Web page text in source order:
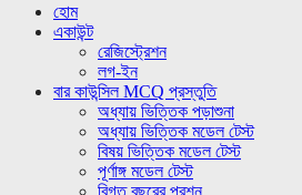
হোম
একাউন্ট
রেজিস্ট্রেশন
লগ-ইন
বার কাউন্সিল MCQ প্রস্তুতি
অধ্যায় ভিত্তিক পড়াশুনা
অধ্যায় ভিত্তিক মডেল টেস্ট
বিষয় ভিত্তিক মডেল টেস্ট
পূর্ণাঙ্গ মডেল টেস্ট
বিগত বছরের প্রশ্ন